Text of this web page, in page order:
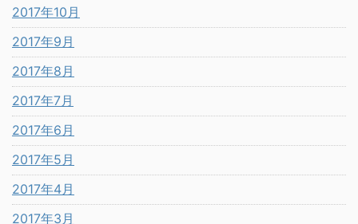
2017年10月
2017年9月
2017年8月
2017年7月
2017年6月
2017年5月
2017年4月
2017年3月